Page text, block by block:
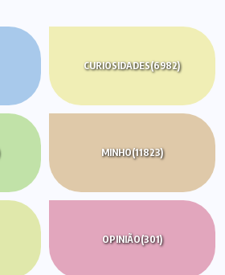
CURIOSIDADES(6982)
MINHO(11823)
OPINIÃO(301)